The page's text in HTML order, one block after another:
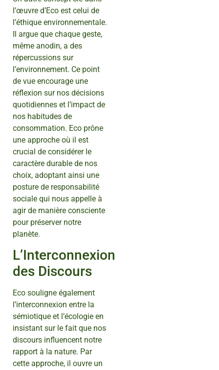
l’œuvre d’Eco est celui de
l’éthique environnementale.
Il argue que chaque geste,
même anodin, a des
répercussions sur
l’environnement. Ce point
de vue encourage une
réflexion sur nos décisions
quotidiennes et l’impact de
nos habitudes de
consommation. Eco prône
une approche où il est
crucial de considérer le
caractère durable de nos
choix, adoptant ainsi une
posture de responsabilité
sociale qui nous appelle à
agir de manière consciente
pour préserver notre
planète.
L’Interconnexion
des Discours
Eco souligne également
l’interconnexion entre la
sémiotique et l’écologie en
insistant sur le fait que nos
discours influencent notre
rapport à la nature. Par
cette approche, il ouvre un